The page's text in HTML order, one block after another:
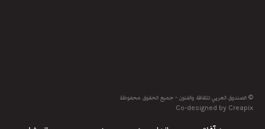
© الصندوق العربي للثقافة والفنون - جميع الحقوق محفوظة
Co-designed by Creapix